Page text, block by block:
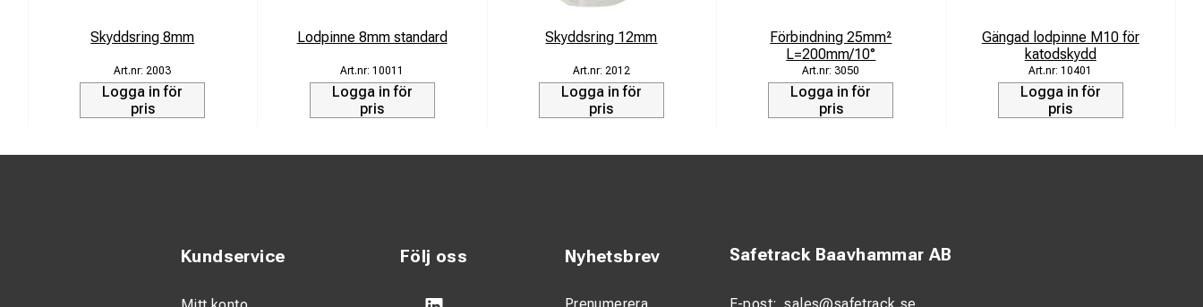
Skyddsring 8mm
2003
Logga in för
pris
Lodpinne 8mm standard
10011
Logga in för
pris
Skyddsring 12mm
2012
Logga in för
pris
Förbindning 25mm²
L=200mm/10°
3050
Logga in för
pris
Gängad lodpinne M10 för
katodskydd
10401
Logga in för
pris
Följ oss Nyhetsbrev Safetrack Baavhammar AB
Kundservice